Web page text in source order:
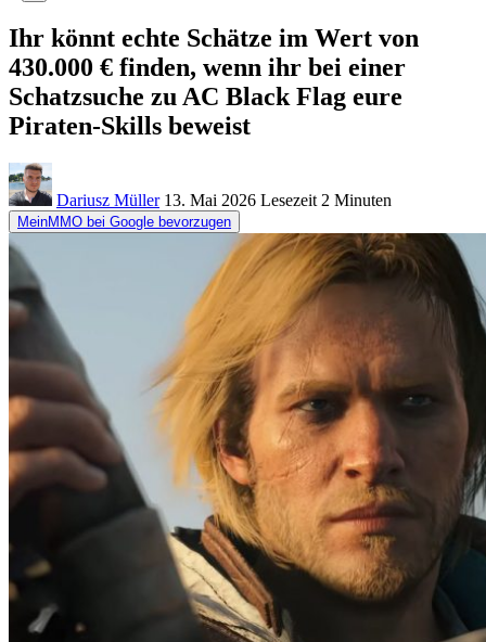
Ihr könnt echte Schätze im Wert von
430.000 € finden, wenn ihr bei einer
Schatzsuche zu AC Black Flag eure
Piraten-Skills beweist
Dariusz Müller 13. Mai 2026 Lesezeit 2 Minuten
MeinMMO bei Google bevorzugen